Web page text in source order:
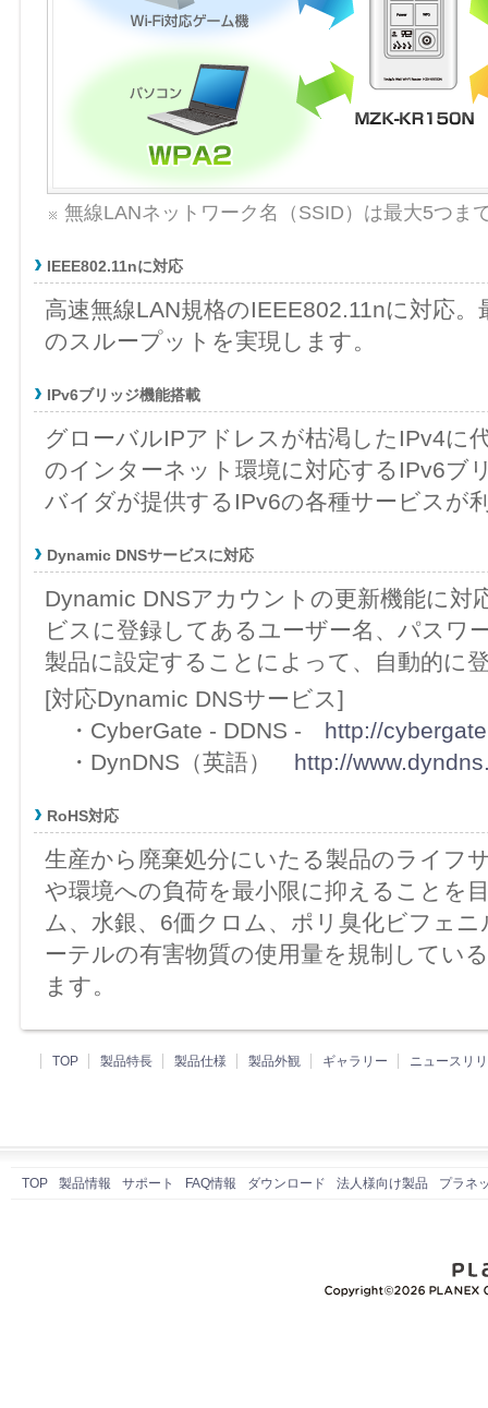
無線LANネットワーク名（SSID）は最大5つま
IEEE802.11nに対応
高速無線LAN規格のIEEE802.11nに対応
のスループットを実現します。
IPv6ブリッジ機能搭載
グローバルIPアドレスが枯渇したIPv4に
のインターネット環境に対応するIPv6ブ
バイダが提供するIPv6の各種サービスが
Dynamic DNSサービスに対応
Dynamic DNSアカウントの更新機能に対
ビスに登録してあるユーザー名、パスワ
製品に設定することによって、自動的に
[対応Dynamic DNSサービス]
・CyberGate - DDNS - http://
・DynDNS（英語） http://
RoHS対応
生産から廃棄処分にいたる製品のライフ
や環境への負荷を最小限に抑えることを
ム、水銀、6価クロム、ポリ臭化ビフェ
ーテルの有害物質の使用量を規制してい
ます。
TOP 製品特長 製品仕様 製品外観 ギャラリー ニュースリ
TOP 製品情報 サポート FAQ情報 ダウンロード 法人様向け製品 プラネ